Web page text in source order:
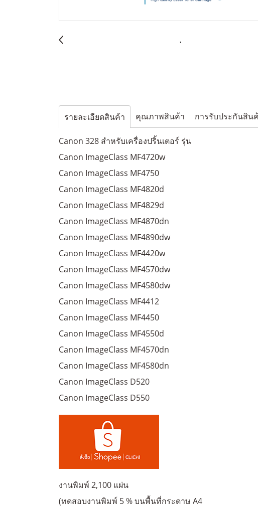
รายละเอียดสินค้า คุณภาพสินค้า การรับประกันสิน
Canon 328 สำหรับเครื่องปริ้นเตอร์ รุ่น
Canon ImageClass MF4720w
Canon ImageClass MF4750
Canon ImageClass MF4820d
Canon ImageClass MF4829d
Canon ImageClass MF4870dn
Canon ImageClass MF4890dw
Canon ImageClass MF4420w
Canon ImageClass MF4570dw
Canon ImageClass MF4580dw
Canon ImageClass MF4412
Canon ImageClass MF4450
Canon ImageClass MF4550d
Canon ImageClass MF4570dn
Canon ImageClass MF4580dn
Canon ImageClass D520
Canon ImageClass D550
งานพิมพ์ 2,100 แผ่น
(ทดสอบงานพิมพ์ 5 % บนพื้นที่กระดาษ A4